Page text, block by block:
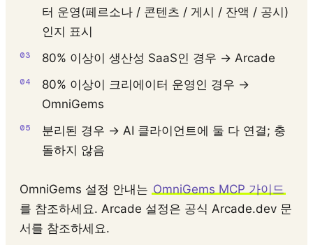
터 운영(페르소나 / 콘텐츠 / 게시 / 잔액 / 공시)
인지 표시
80% 이상이 생산성 SaaS인 경우 → Arcade
80% 이상이 크리에이터 운영인 경우 →
OmniGems
분리된 경우 → AI 클라이언트에 둘 다 연결; 충
돌하지 않음
OmniGems 설정 안내는 OmniGems MCP 가이드
를 참조하세요. Arcade 설정은 공식 Arcade.dev 문
서를 참조하세요.